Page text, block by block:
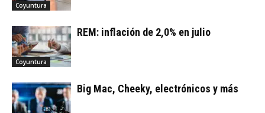
Coyuntura
Coyuntura
REM: inflación de 2,0% en julio
Big Mac, Cheeky, electrónicos y más